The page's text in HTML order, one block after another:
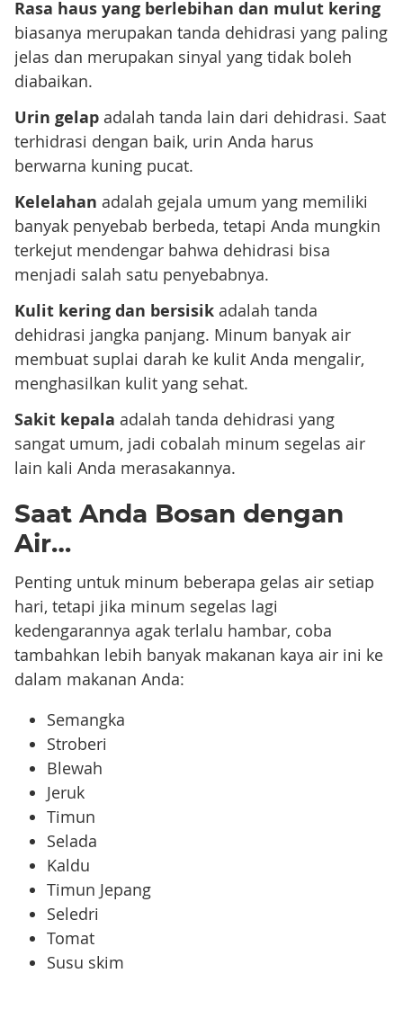
Rasa haus yang berlebihan dan mulut kering
biasanya merupakan tanda dehidrasi yang paling
jelas dan merupakan sinyal yang tidak boleh
diabaikan.
Urin gelapadalah tanda lain dari dehidrasi. Saat
terhidrasi dengan baik, urin Anda harus
berwarna kuning pucat.
Kelelahan adalah gejala umum yang memiliki
banyak penyebab berbeda, tetapi Anda mungkin
terkejut mendengar bahwa dehidrasi bisa
menjadi salah satu penyebabnya.
Kulit kering dan bersisikadalah tanda
dehidrasi jangka panjang. Minum banyak air
membuat suplai darah ke kulit Anda mengalir,
menghasilkan kulit yang sehat.
Sakit kepala adalah tanda dehidrasi yang
sangat umum, jadi cobalah minum segelas air
lain kali Anda merasakannya.
Saat Anda Bosan dengan
Air…
Penting untuk minum beberapa gelas air setiap
hari, tetapi jika minum segelas lagi
kedengarannya agak terlalu hambar, coba
tambahkan lebih banyak makanan kaya air ini ke
dalam makanan Anda:
Semangka
Stroberi
Blewah
Jeruk
Timun
Selada
Kaldu
Timun Jepang
Seledri
Tomat
Susu skim